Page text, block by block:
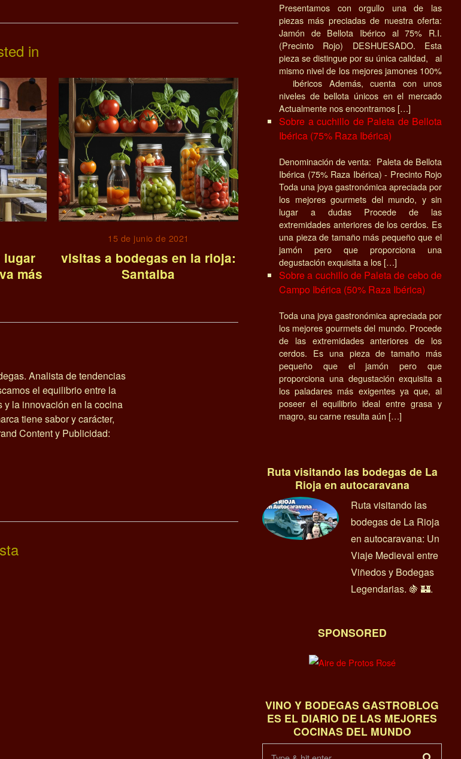
in
lugar
más
15 de junio de 2021
visitas a bodegas en la rioja:
Santalba
Analista de tendencias
el equilibrio entre la
y la innovación en la cocina
tiene sabor y carácter,
Content y Publicidad:
Presentamos con orgullo una de las
piezas más preciadas de nuestra oferta:
Jamón de Bellota Ibérico al 75% R.I.
(Precinto Rojo) DESHUESADO. Esta
pieza se distingue por su única calidad, al
mismo nivel de los mejores jamones 100%
ibéricos Además, cuenta con unos
niveles de bellota únicos en el mercado
Actualmente nos encontramos […]
Sobre a cuchillo de Paleta de Bellota
Ibérica (75% Raza Ibérica)
Denominación de venta: Paleta de Bellota
Ibérica (75% Raza Ibérica) - Precinto Rojo
Toda una joya gastronómica apreciada por
los mejores gourmets del mundo, y sin
lugar a dudas Procede de las
extremidades anteriores de los cerdos. Es
una pieza de tamaño más pequeño que el
jamón pero que proporciona una
degustación exquisita a los […]
Sobre a cuchillo de Paleta de cebo de
Campo Ibérica (50% Raza Ibérica)
Toda una joya gastronómica apreciada por
los mejores gourmets del mundo. Procede
de las extremidades anteriores de los
cerdos. Es una pieza de tamaño más
pequeño que el jamón pero que
proporciona una degustación exquisita a
los paladares más exigentes ya que, al
poseer el equilibrio ideal entre grasa y
magro, su carne resulta aún […]
Ruta visitando las bodegas de La
Rioja en autocaravana
Ruta visitando las
bodegas de La Rioja
en autocaravana: Un
Viaje Medieval entre
Viñedos y Bodegas
Legendarias. 🍇 🏰.
SPONSORED
VINO Y BODEGAS GASTROBLOG
ES EL DIARIO DE LAS MEJORES
COCINAS DEL MUNDO